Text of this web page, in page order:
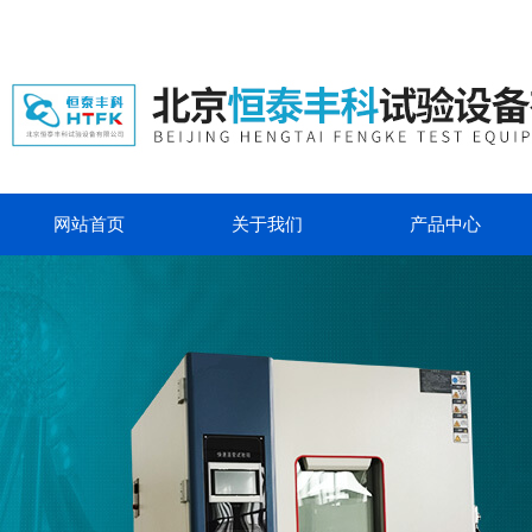
网站首页 关于我们 产品中心